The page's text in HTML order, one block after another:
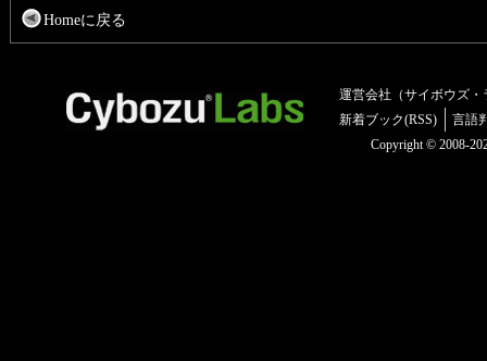
Homeに戻る
運営会社（サイボウズ・
新着ブック(RSS)
言語
Copyright © 2008-